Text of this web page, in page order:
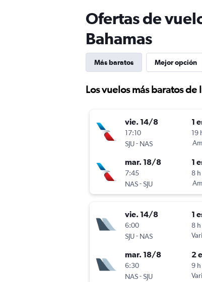
Ofertas de
Bahamas
Más baratos Mejor opción
Los vuelos más baratos
vie. 14/8
17:10
SJU- NAS
1
19
mar. 18/8
7:45
NAS-SJU
1
8
vie. 14/8
6:00
SJU- NAS
1
8
mar. 18/8
6:30
NAS-SJU
2
9 h